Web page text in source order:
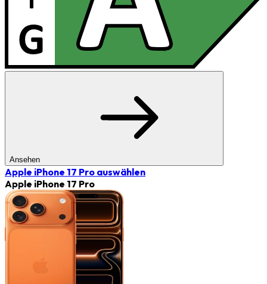
Ansehen
Apple iPhone 17 Pro auswählen
Apple iPhone 17 Pro